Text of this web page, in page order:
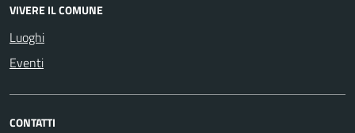
VIVERE IL COMUNE
Luoghi
Eventi
CONTATTI